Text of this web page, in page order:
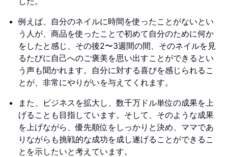
例えば、自分のネイルに時間を使ったことがないとい
う人が、商品を使ったことで初めて自分のために何か
をしたと感じ、その後2〜3週間の間、そのネイルを見
るたびに自己へのご褒美を思い出すことができるとい
う声も聞かれます。自分に対する喜びを感じられるこ
とが、非常にやりがいを与えてくれます。
また、ビジネスを拡大し、数千万ドル単位の成果を上
げることも目指しています。そして、そのような成果
を上げながら、優先順位をしっかりと決め、ママであ
りながらも挑戦的な成功を成し遂げることができるこ
とを示したいと考えています。